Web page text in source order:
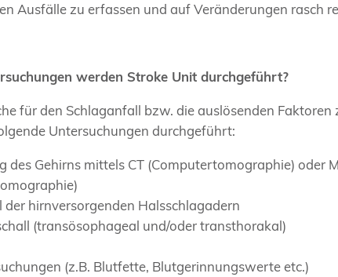
Ausfälle zu erfassen und auf Veränderungen rasch
werden Stroke Unit durchgeführt?
für den Schlaganfall bzw. die auslösenden
Untersuchungen durchgeführt:
des Gehirns mittels CT (Computertomographie) oder
der hirnversorgenden Halsschlagadern
(transösophageal und/oder transthorakal)
(z.B. Blutfette, Blutgerinnungswerte etc.)